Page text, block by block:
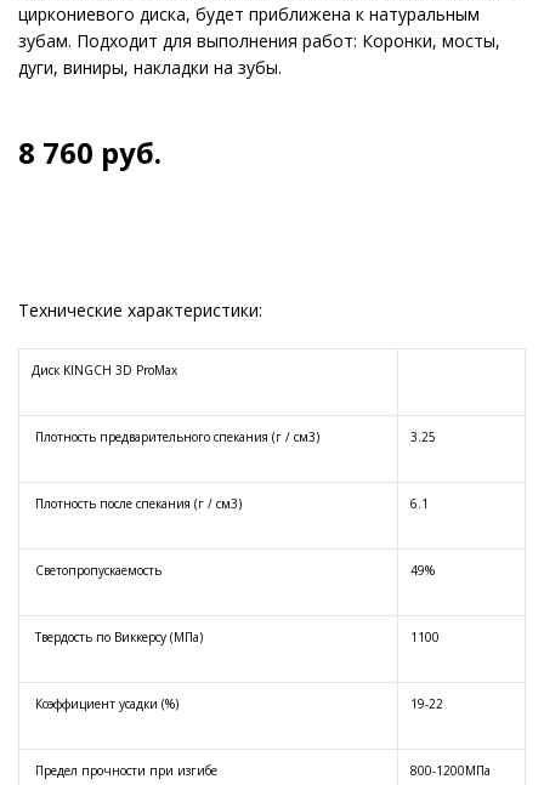
циркониевого диска, будет приближена к натуральным
зубам. Подходит для выполнения работ: Коронки, мосты,
дуги, виниры, накладки на зубы.
8 760 руб.
Технические характеристики:
Диск KINGCH 3D ProMax
Плотность предварительного спекания (г / см3) 3.25
Плотность после спекания (г / см3) 6.1
Светопропускаемость 49%
Твердость по Виккерсу (МПа) 1100
Коэффициент усадки (%) 19-22
Предел прочности при изгибе 800-1200МПа